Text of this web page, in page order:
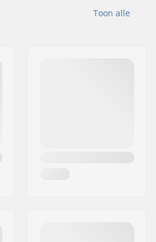
Toon alle